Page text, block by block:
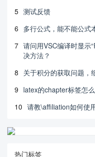
5 测试反馈
6 多行公式，能不能公式
7 请问用VSC编译时显示
决方法？
8 关于积分的获取问题，
9 latex的chapter标签怎
10 请教\affiliation如何使
热门标签